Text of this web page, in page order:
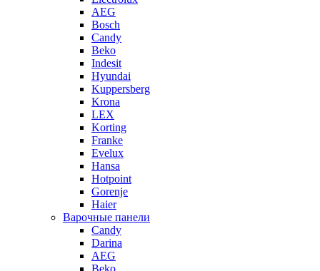
AEG
Bosch
Candy
Beko
Indesit
Hyundai
Kuppersberg
Krona
LEX
Korting
Franke
Evelux
Hansa
Hotpoint
Gorenje
Haier
Варочные панели
Candy
Darina
AEG